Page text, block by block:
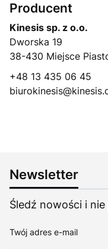
Producent
Kinesis sp. z o.o.
Dworska 19
38-430 Miejsce
+48 13 435 06 45
Newsletter
Śledź nowości i
Twój adres e-mail